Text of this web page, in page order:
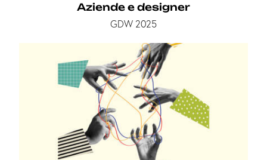
Aziende e designer
GDW 2025